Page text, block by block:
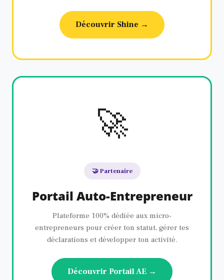
Découvrir Shine →
🚀
🤝 Partenaire
Portail Auto-Entrepreneur
Plateforme 100% dédiée aux micro-
entrepreneurs pour créer ton statut, gérer tes
déclarations et développer ton activité.
Découvrir Portail AE →